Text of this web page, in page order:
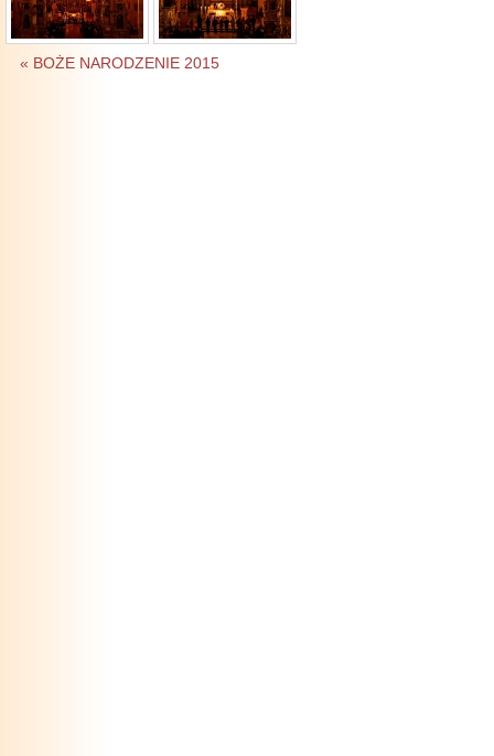
« BOŻE NARODZENIE 2015